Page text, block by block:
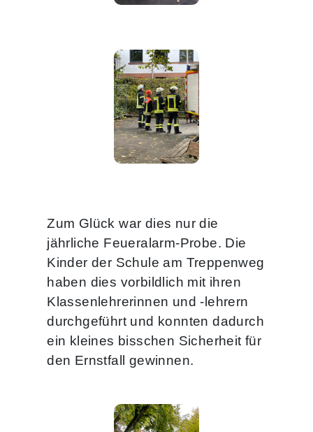
Zum Glück war dies nur die
jährliche Feueralarm-Probe. Die
Kinder der Schule am Treppenweg
haben dies vorbildlich mit ihren
Klassenlehrerinnen und -lehrern
durchgeführt und konnten dadurch
ein kleines bisschen Sicherheit für
den Ernstfall gewinnen.